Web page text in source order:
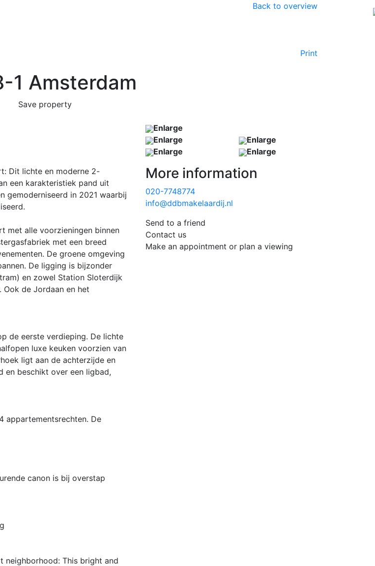
Back to overview
Print
1 Amsterdam
Save property
Enlarge
Enlarge
Enlarge
Enlarge
Enlarge
Dit lichte en moderne 2-
een karakteristiek pand uit
gemoderniseerd in 2021 waarbij
met alle voorzieningen binnen
met een breed
De groene omgeving
De ligging is bijzonder
en zowel Station Sloterdijk
Ook de Jordaan en het
de eerste verdieping. De lichte
luxe keuken voorzien van
ligt aan de achterzijde en
en beschikt over een ligbad,
appartementsrechten. De
canon is bij overstap
neighborhood: This bright and
More information
020-7748774
info@ddbmakelaardij.nl
Send to a friend
Contact us
Make an appointment or plan a viewing